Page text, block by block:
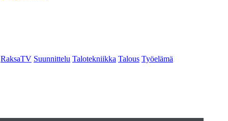
RaksaTV Suunnittelu Talotekniikka Talous Työelämä